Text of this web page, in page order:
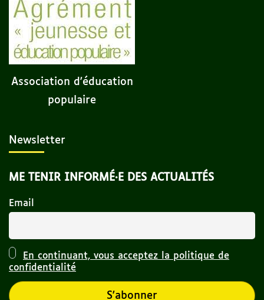
Association d'éducation
populaire
Newsletter
ME TENIR INFORMÉ·E DES ACTUALITÉS
Email
En continuant, vous acceptez la politique de
confidentialité